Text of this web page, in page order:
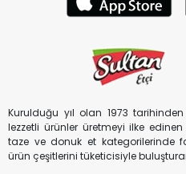
Kurulduğu yıl olan 1973
lezzetli ürünler üretmeyi ilke
taze ve donuk et kategorilerinde
ürün çeşitlerini tüketicisiyle